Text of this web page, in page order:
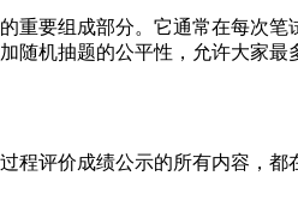
要组成部分。它通常在每次笔
随机抽题的公平性，允许大家
评价成绩公示的所有内容，都